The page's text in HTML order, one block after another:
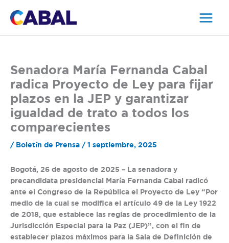
Senadora María Fernanda Cabal
radica Proyecto de Ley para fijar
plazos en la JEP y garantizar
igualdad de trato a todos los
comparecientes
/ Boletín de Prensa / 1 septiembre, 2025
Bogotá, 26 de agosto de 2025 – La senadora y
precandidata presidencial María Fernanda Cabal radicó
ante el Congreso de la República el Proyecto de Ley “Por
medio de la cual se modifica el artículo 49 de la Ley 1922
de 2018, que establece las reglas de procedimiento de la
Jurisdicción Especial para la Paz (JEP)”, con el fin de
establecer plazos máximos para la Sala de Definición de